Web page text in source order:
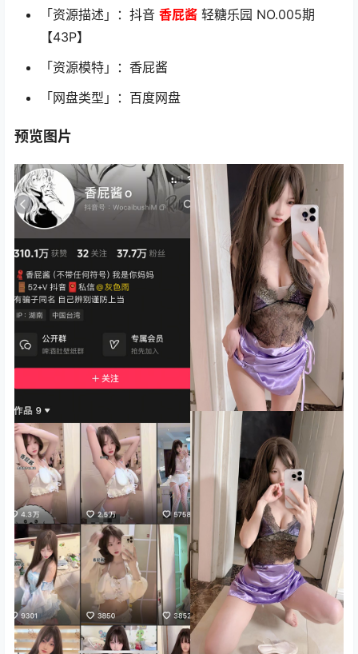
「资源描述」：抖音 香屁酱 轻糖乐园 NO.005期
【43P】
「资源模特」：香屁酱
「网盘类型」：百度网盘
预览图片